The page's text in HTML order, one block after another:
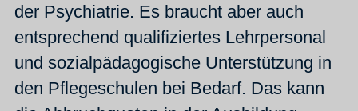
der Psychiatrie. Es braucht aber auch
entsprechend qualifiziertes Lehrpersonal
und sozialpädagogische Unterstützung in
den Pflegeschulen bei Bedarf. Das kann